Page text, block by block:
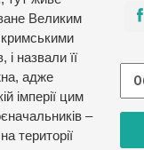
Великим
кримськими
назвали її
адже
імперії цим
–
території